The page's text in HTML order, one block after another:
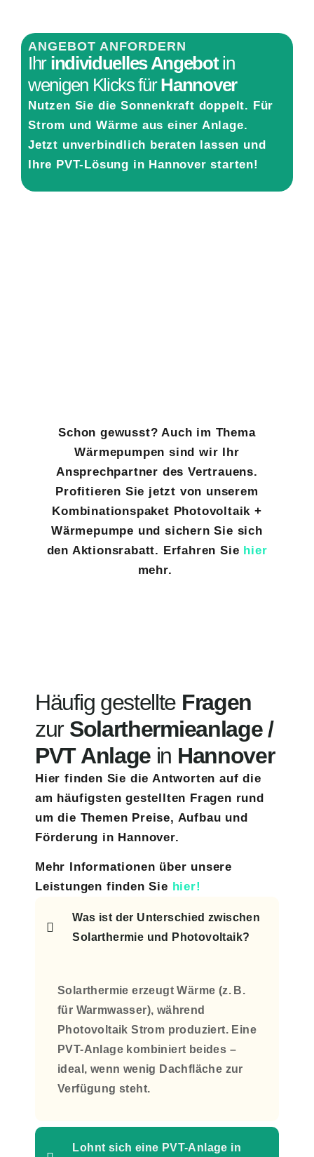
ANGEBOT ANFORDERN
Ihr individuelles Angebotin
wenigen Klicks fürHannover
Nutzen Sie die Sonnenkraft doppelt. Für
Strom und Wärme aus einer Anlage.
Jetzt unverbindlich beraten lassen und
Ihre PVT-Lösung in Hannover starten!
Schon gewusst? Auch im Thema
Wärmepumpen sind wir Ihr
Ansprechpartner des Vertrauens.
Profitieren Sie jetzt von unserem
Kombinationspaket Photovoltaik +
Wärmepumpe und sichern Sie sich
den Aktionsrabatt. Erfahren Sie hier
mehr.
Häufig gestellte Fragen
zur Solarthermieanlage /
PVT Anlage in Hannover
Hier finden Sie die Antworten auf die
am häufigsten gestellten Fragen rund
um die Themen Preise, Aufbau und
Förderung in Hannover.
Mehr Informationen über unsere
Leistungen finden Sie hier!
Was ist der Unterschied zwischen
Solarthermie und Photovoltaik?
Solarthermie erzeugt Wärme (z. B.
für Warmwasser), während
Photovoltaik Strom produziert. Eine
PVT-Anlage kombiniert beides –
ideal, wenn wenig Dachfläche zur
Verfügung steht.
Lohnt sich eine PVT-Anlage in